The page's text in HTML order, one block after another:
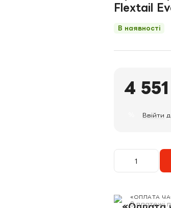
Flextail
В наявності
4
Ввійти
«ОПЛАТА
3 платежі